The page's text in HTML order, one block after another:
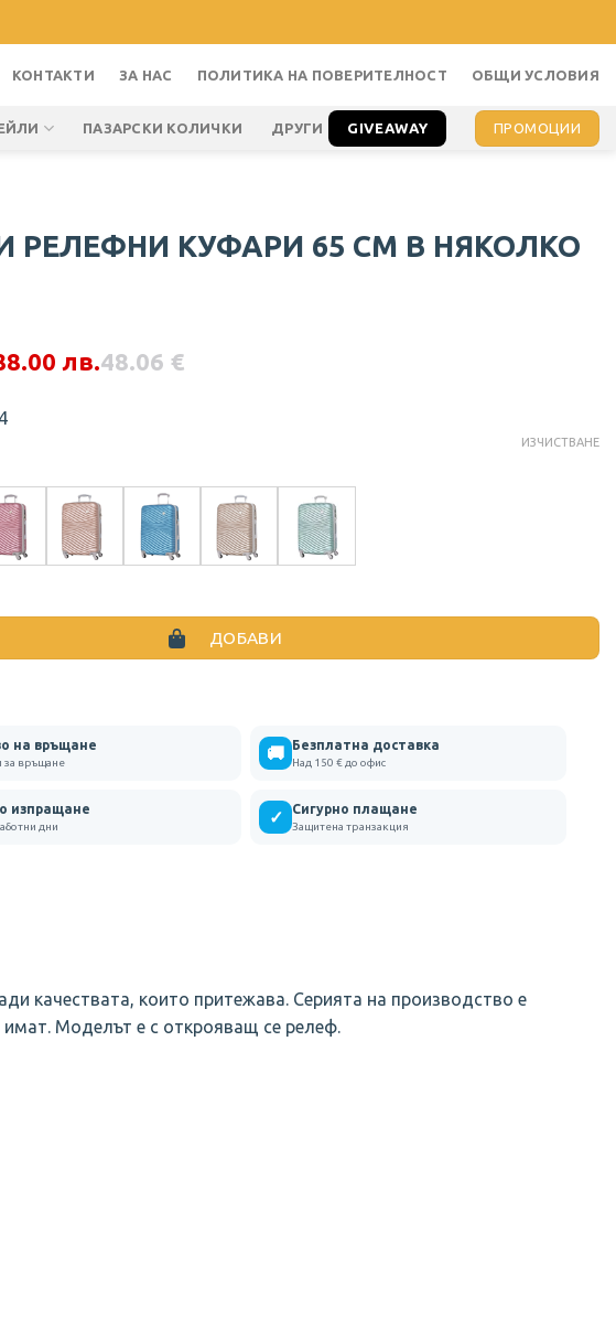
КОНТАКТИ ЗА НАС ПОЛИТИКА НА ПОВЕРИТЕЛНОСТ ОБЩИ УСЛОВИЯ
ПАЗАРСКИ КОЛИЧКИ ДРУГИ GIVEAWAY ПРОМОЦИИ
РЕЛЕФНИ КУФАРИ 65 СМ В НЯКОЛКО
48.06 €
лв.
ИЗЧИСТВАНЕ
СРЕДНИ РЕЛЕФНИ КУФАРИ 65 СМ В НЯКОЛКО ЦВЯТА
ДОБАВИ
на връщане
за връщане 🚚 Безплатна доставка
Над 150 € до офис
изпращане
дни ✓ Сигурно плащане
Защитена транзакция
качествата, които притежава. Серията на производство е
имат. Моделът е с открояващ се релеф.